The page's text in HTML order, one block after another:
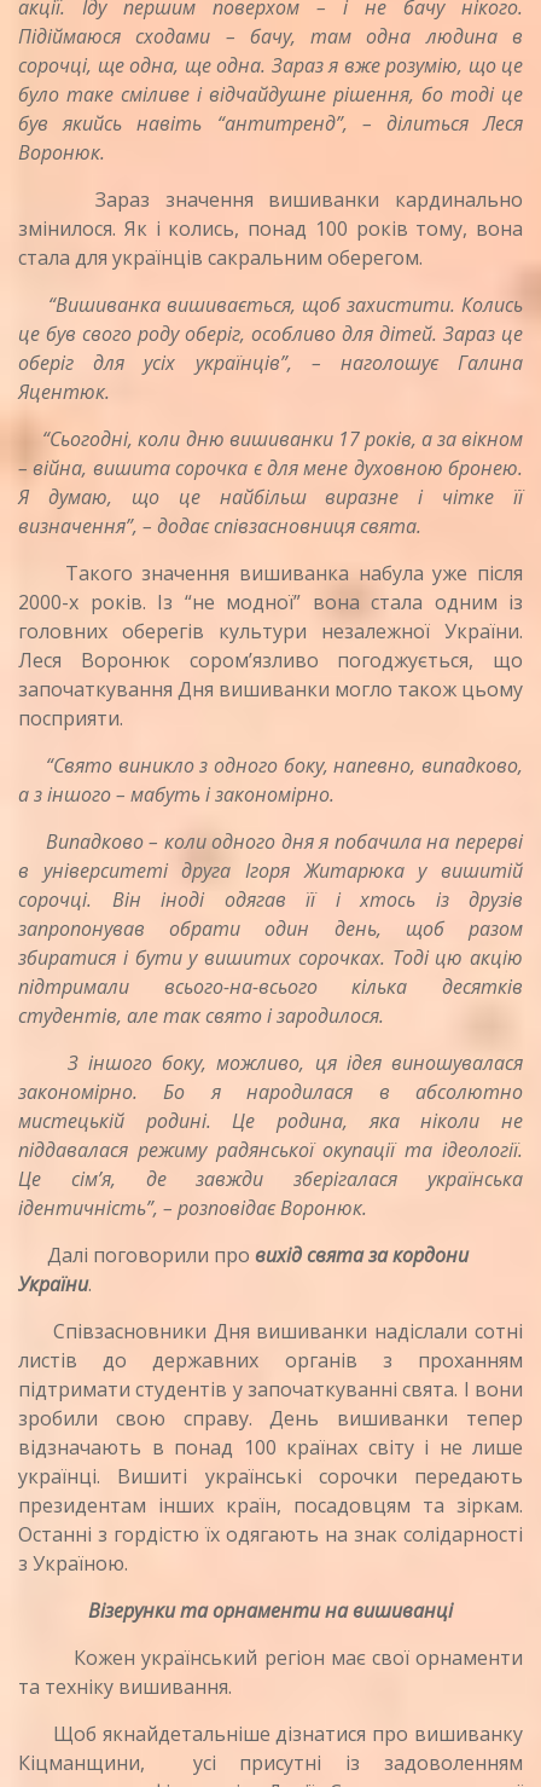
акції. Іду першим поверхом – і не бачу нікого.
Підіймаюся сходами – бачу, там одна людина в
сорочці, ще одна, ще одна. Зараз я вже розумію, що це
було таке сміливе і відчайдушне рішення, бо тоді це
був якийсь навіть “антитренд”, – ділиться Леся
Воронюк.
Зараз значення вишиванки кардинально
змінилося. Як і колись, понад 100 років тому, вона
стала для українців сакральним оберегом.
“Вишиванка вишивається, щоб захистити. Колись
це був свого роду оберіг, особливо для дітей. Зараз це
оберіг для усіх українців”, – наголошує Галина
Яцентюк.
“Сьогодні, коли дню вишиванки 17 років, а за вікном
– війна, вишита сорочка є для мене духовною бронею.
Я думаю, що це найбільш виразне і чітке її
визначення”, – додає співзасновниця свята.
Такого значення вишиванка набула уже після
2000-х років. Із “не модної” вона стала одним із
головних оберегів культури незалежної України.
Леся Воронюк сором’язливо погоджується, що
започаткування Дня вишиванки могло також цьому
посприяти.
“Свято виникло з одного боку, напевно, випадково,
а з іншого – мабуть і закономірно.
Випадково – коли одного дня я побачила на перерві
в університеті друга Ігоря Житарюка у вишитій
сорочці. Він іноді одягав її і хтось із друзів
запропонував обрати один день, щоб разом
збиратися і бути у вишитих сорочках. Тоді цю акцію
підтримали всього-на-всього кілька десятків
студентів, але так свято і зародилося.
З іншого боку, можливо, ця ідея виношувалася
закономірно. Бо я народилася в абсолютно
мистецькій родині. Це родина, яка ніколи не
піддавалася режиму радянської окупації та ідеології.
Це сім’я, де завжди зберігалася українська
ідентичність”, – розповідає Воронюк.
Далі поговорили про вихід свята за кордони
України.
Співзасновники Дня вишиванки надіслали сотні
листів до державних органів з проханням
підтримати студентів у започаткуванні свята. І вони
зробили свою справу. День вишиванки тепер
відзначають в понад 100 країнах світу і не лише
українці. Вишиті українські сорочки передають
президентам інших країн, посадовцям та зіркам.
Останні з гордістю їх одягають на знак солідарності
з Україною.
Візерунки та орнаменти на вишиванці
Кожен український регіон має свої орнаменти
та техніку вишивання.
Щоб якнайдетальніше дізнатися про вишиванку
Кіцманщини, усі присутні із задоволенням